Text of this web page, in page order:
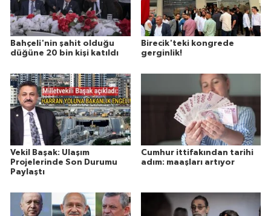
Bahçeli'nin şahit olduğu
düğüne 20 bin kişi katıldı
Birecik'teki kongrede
gerginlik!
Vekil Başak: Ulaşım
Projelerinde Son Durumu
Paylaştı
Cumhur ittifakından tarihi
adım: maaşları artıyor